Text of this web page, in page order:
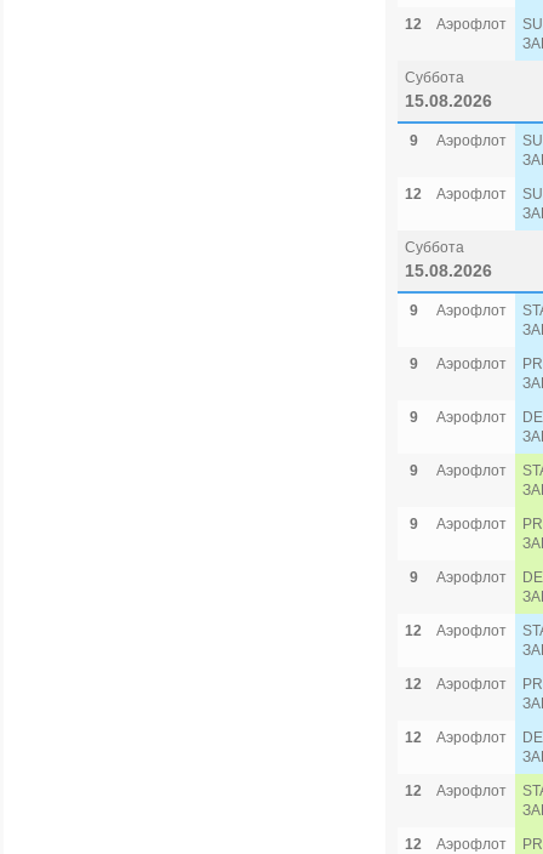
12 Аэрофлот
Суббота
15.08.2026
9 Аэрофлот
12
Аэрофлот
Суббота
15.08.2026
9 Аэрофлот
9
Аэрофлот
9
Аэрофлот
9
Аэрофлот
9
Аэрофлот
9
Аэрофлот
12
Аэрофлот
12
Аэрофлот
12
Аэрофлот
12
Аэрофлот
12
Аэрофлот